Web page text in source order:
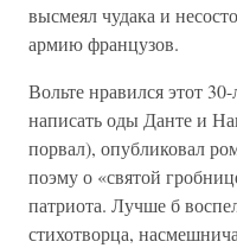
высмеял чудака и
армию французов.
Вольте нравился этот
написать оды Данте и
порвал), опубликовал
поэму о «святой
патриота. Лучше б
стихотворца,